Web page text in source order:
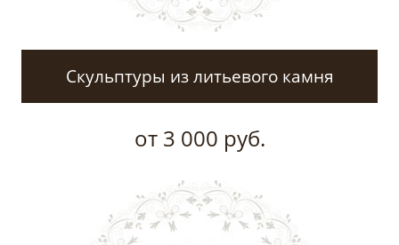
Скульптуры из литьевого камня
от 3 000 руб.